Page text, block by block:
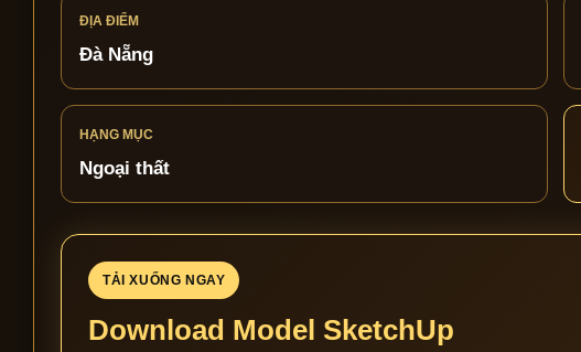
ĐỊA ĐIỂM
Đà Nẵng
HẠNG MỤC
Ngoại thất
TẢI XUỐNG NGAY
Download Model SketchUp